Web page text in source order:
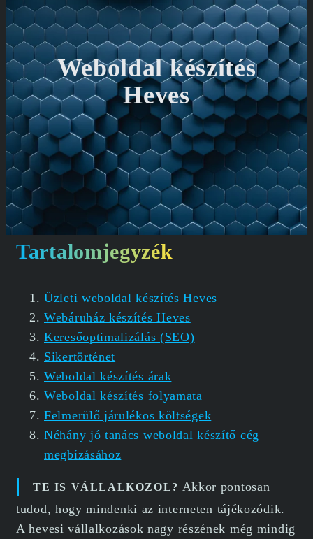
Weboldal készítés
Heves
Tartalomjegyzék
Üzleti weboldal készítés Heves
Webáruház készítés Heves
Keresőoptimalizálás (SEO)
Sikertörténet
Weboldal készítés árak
Weboldal készítés folyamata
Felmerülő járulékos költségek
Néhány jó tanács weboldal készítő cég
megbízásához
TE IS VÁLLALKOZOL? Akkor pontosan
tudod, hogy mindenki az interneten tájékozódik.
A hevesi vállalkozások nagy részének még mindig